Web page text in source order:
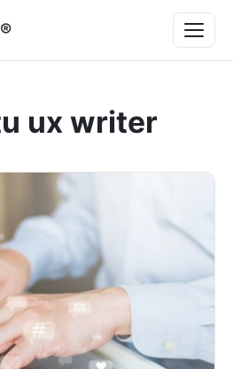
Menu
ux writer